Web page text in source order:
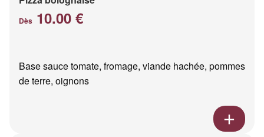
Dès 10.00 €
Base sauce tomate, fromage, viande hachée, pommes
de terre, oignons